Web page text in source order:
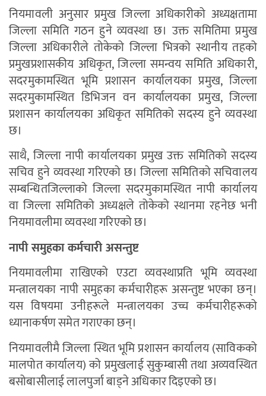
नियमावली अनुसार प्रमुख जिल्ला अधिकारीको अध्यक्षतामा
जिल्ला समिति गठन हुने व्यवस्था छ। उक्त समितिमा प्रमुख
जिल्ला अधिकारीले तोकेको जिल्ला भित्रको स्थानीय तहको
प्रमुखप्रशासकीय अधिकृत, जिल्ला समन्वय समिति अधिकारी,
सदरमुकामस्थित भूमि प्रशासन कार्यालयका प्रमुख, जिल्ला
सदरमुकामस्थित डिभिजन वन कार्यालयका प्रमुख, जिल्ला
प्रशासन कार्यालयका अधिकृत समितिको सदस्य हुने व्यवस्था
छ।
साथै, जिल्ला नापी कार्यालयका प्रमुख उक्त समितिको सदस्य
सचिव हुने व्यवस्था गरिएको छ। जिल्ला समितिको सचिवालय
सम्बन्धितजिल्लाको जिल्ला सदरमुकामस्थित नापी कार्यालय
वा जिल्ला समितिको अध्यक्षले तोकेको स्थानमा रहनेछ भनी
नियमावलीमा व्यवस्था गरिएको छ।
नापी समुहका कर्मचारी असन्तुष्ट
नियमावलीमा राखिएको एउटा व्यवस्थाप्रति भूमि व्यवस्था
मन्त्रालयका नापी समुहका कर्मचारीहरू असन्तुष्ट भएका छन्।
यस विषयमा उनीहरूले मन्त्रालयका उच्च कर्मचारीहरूको
ध्यानाकर्षण समेत गराएका छन्।
नियमावलीमै जिल्ला स्थित भूमि प्रशासन कार्यालय (साविकको
मालपोत कार्यालय) को प्रमुखलाई सुकुम्बासी तथा अव्यवस्थित
बसोबासीलाई लालपुर्जा बाड्ने अधिकार दिइएको छ।